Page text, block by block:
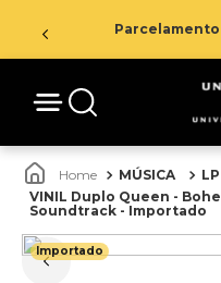
Parcelamento
MÚSICA
VINIL Duplo Queen -
Soundtrack - Importado
Importado